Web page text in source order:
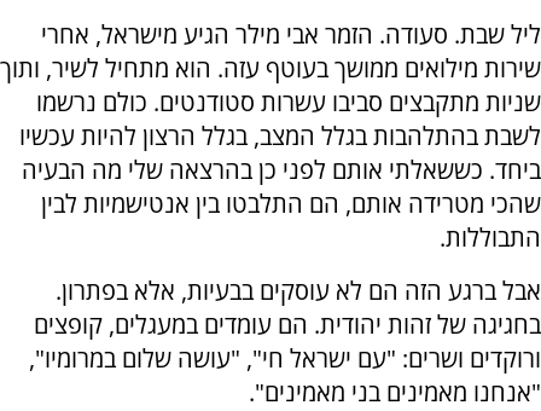
ליל שבת. סעודה. הזמר אבי מילר הגיע מישראל, אחרי
שירות מילואים ממושך בעוטף עזה. הוא מתחיל לשיר, ותוך
שניות מתקבצים סביבו עשרות סטודנטים. כולם נרשמו
לשבת בהתלהבות בגלל המצב, בגלל הרצון להיות עכשיו
ביחד. כששאלתי אותם לפני כן בהרצאה שלי מה הבעיה
שהכי מטרידה אותם, הם התלבטו בין אנטישמיות לבין
התבוללות.
אבל ברגע הזה הם לא עוסקים בבעיות, אלא בפתרון.
בחגיגה של זהות יהודית. הם עומדים במעגלים, קופצים
ורוקדים ושרים: "עם ישראל חי", "עושה שלום במרומיו",
"אנחנו מאמינים בני מאמינים".